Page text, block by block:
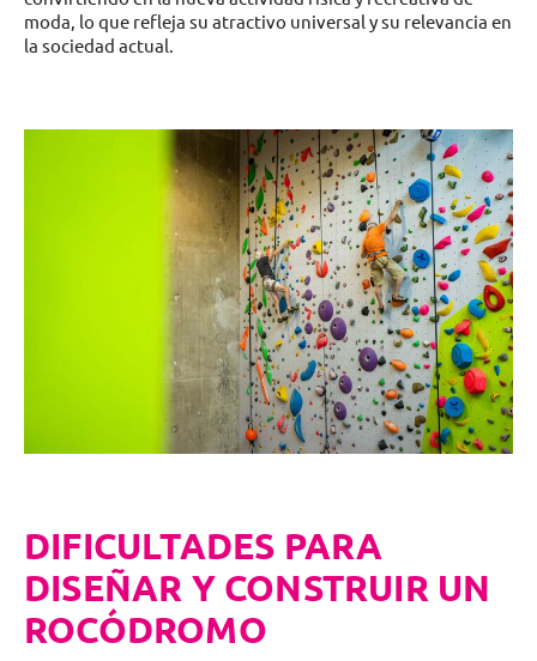
moda, lo que refleja su atractivo universal y su relevancia en
la sociedad actual.
DIFICULTADES PARA
DISEÑAR Y CONSTRUIR UN
ROCÓDROMO